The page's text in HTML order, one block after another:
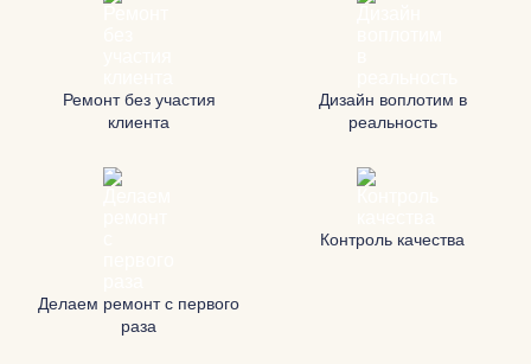
Ремонт без участия
клиента
Дизайн воплотим в
реальность
Делаем ремонт с первого
раза
Контроль качества